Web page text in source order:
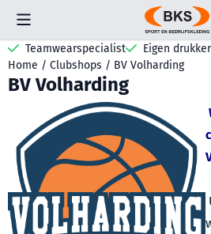
Cookievoorkeuren zijn
Teamwearspecialist Eigen
Home / Clubshops / BV Volharding
BV Volharding